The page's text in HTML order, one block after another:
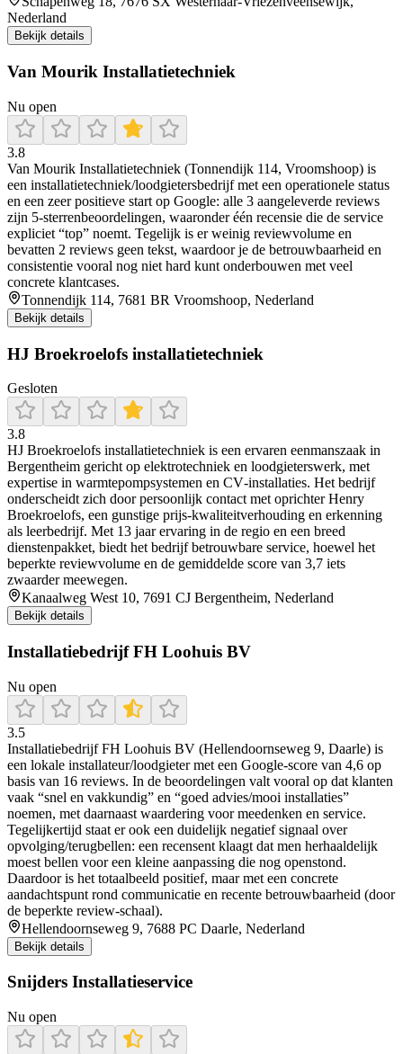
Nederland
Bekijk details
Van Mourik Installatietechniek
Nu open
3.8
Van Mourik Installatietechniek (Tonnendijk 114, Vroomshoop) is
een installatietechniek/loodgietersbedrijf met een operationele status
en een zeer positieve start op Google: alle 3 aangeleverde reviews
zijn 5-sterrenbeoordelingen, waaronder één recensie die de service
expliciet “top” noemt. Tegelijk is er weinig reviewvolume en
bevatten 2 reviews geen tekst, waardoor je de betrouwbaarheid en
consistentie vooral nog niet hard kunt onderbouwen met veel
concrete klantcases.
Tonnendijk 114, 7681 BR Vroomshoop, Nederland
Bekijk details
HJ Broekroelofs installatietechniek
Gesloten
3.8
HJ Broekroelofs installatietechniek is een ervaren eenmanszaak in
Bergentheim gericht op elektrotechniek en loodgieterswerk, met
expertise in warmtepompsystemen en CV‑installaties. Het bedrijf
onderscheidt zich door persoonlijk contact met oprichter Henry
Broekroelofs, een gunstige prijs‑kwaliteitverhouding en erkenning
als leerbedrijf. Met 13 jaar ervaring in de regio en een breed
dienstenpakket, biedt het bedrijf betrouwbare service, hoewel het
beperkte reviewvolume en de gemiddelde score van 3,7 iets
zwaarder meewegen.
Kanaalweg West 10, 7691 CJ Bergentheim, Nederland
Bekijk details
Installatiebedrijf FH Loohuis BV
Nu open
3.5
Installatiebedrijf FH Loohuis BV (Hellendoornseweg 9, Daarle) is
een lokale installateur/loodgieter met een Google-score van 4,6 op
basis van 16 reviews. In de beoordelingen valt vooral op dat klanten
vaak “snel en vakkundig” en “goed advies/mooi installaties”
noemen, met daarnaast waardering voor meedenken en service.
Tegelijkertijd staat er ook een duidelijk negatief signaal over
opvolging/terugbellen: een recensent klaagt dat men herhaaldelijk
moest bellen voor een kleine aanpassing die nog openstond.
Daardoor is het totaalbeeld positief, maar met een concrete
aandachtspunt rond communicatie en recente betrouwbaarheid (door
de beperkte review-schaal).
Hellendoornseweg 9, 7688 PC Daarle, Nederland
Bekijk details
Snijders Installatieservice
Nu open